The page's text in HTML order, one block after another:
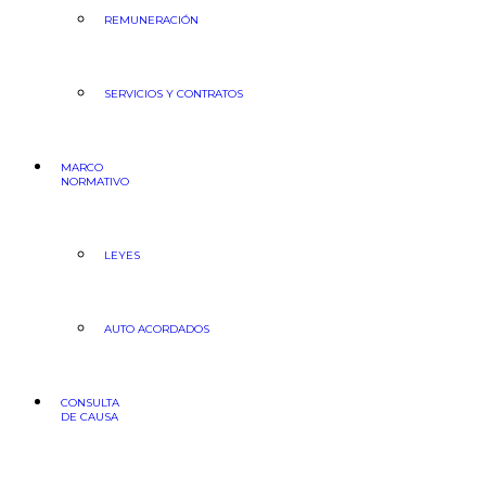
REMUNERACIÓN
SERVICIOS Y CONTRATOS
MARCO
NORMATIVO
LEYES
AUTO ACORDADOS
CONSULTA
DE CAUSA